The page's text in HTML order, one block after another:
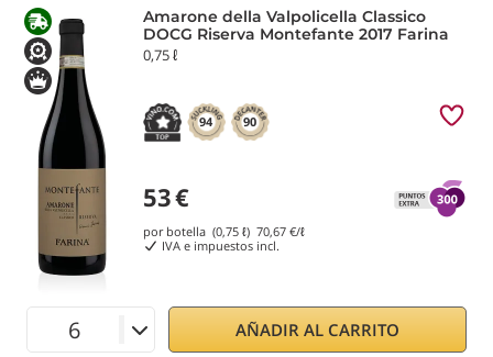
Amarone della Valpolicella Classico
DOCG Riserva Montefante 2017 Farina
0,75 ℓ
94 90
53€
por botella (0,75 ℓ) 70,67 €/ℓ
IVA e impuestos incl.
AÑADIR AL CARRITO